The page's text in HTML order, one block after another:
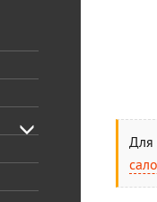
Для